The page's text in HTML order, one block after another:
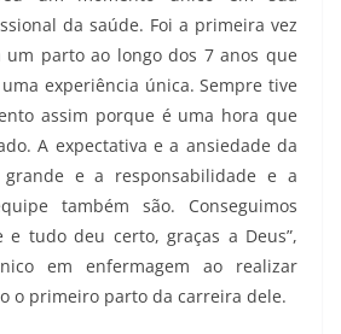
da saúde. Foi a primeira vez
parto ao longo dos 7 anos que
uma experiência única. Sempre tive
assim porque é uma hora que
A expectativa e a ansiedade da
e a responsabilidade e a
também são. Conseguimos
e tudo deu certo, graças a Deus”,
em enfermagem ao realizar
o primeiro parto da carreira dele.